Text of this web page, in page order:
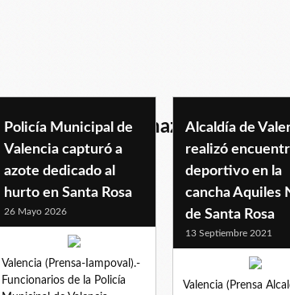
comunidadaquilesnazoa
Policía Municipal de
Valencia capturó a
azote dedicado al
hurto en Santa Rosa
26 Mayo 2026
Valencia (Prensa-Iampoval).-
Funcionarios de la Policía
Alcaldía de
realizó
deportivo en la
cancha Aquiles
de Santa Rosa
13 Septiembre 2021
Valencia (Prensa